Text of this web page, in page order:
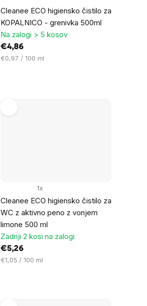
Cleanee ECO higiensko čistilo za
KOPALNICO - grenivka 500ml
Na zalogi > 5 kosov
€4,86
Cena
€0,97 / 100 ml
Cleanee ECO higiensko čistilo za
WC z aktivno peno z vonjem
limone 500 ml
1x
Zadnji 2 kosi na zalogi
€5,26
Cena
€1,05 / 100 ml